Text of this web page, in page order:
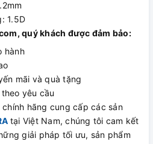
1.5D
quý khách được đảm bảo:
hành
mãi và quà tặng
yêu cầu
chính hãng cung cấp các sản
tại Việt Nam, chúng tôi cam kết
giải pháp tối ưu, sản phẩm